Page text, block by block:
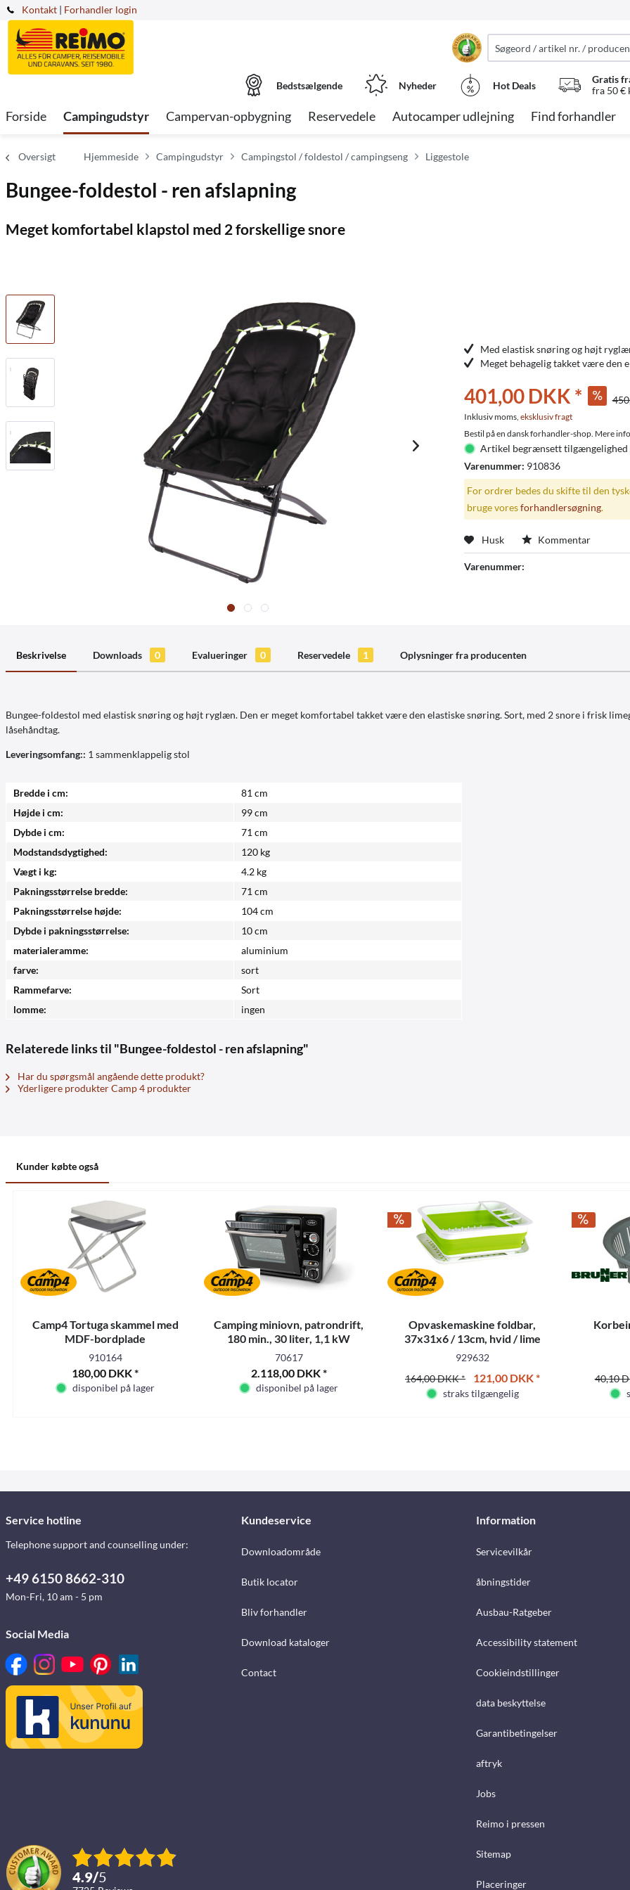
Kontakt | Forhandler login
Bedstsælgende Nyheder Hot Deals
Gratis
fra 50 €
Forside Campingudstyr Campervan-opbygning Reservedele Autocamper udlejning Find forhandler
Oversigt Hjemmeside Campingudstyr Campingstol / foldestol / campingseng Liggestole
Bungee-foldestol - ren afslapning
Meget komfortabel klapstol med 2 forskellige snore
Med elastisk snøring og højt
Meget behagelig takket være den
401,00 DKK *
Inklusiv moms, eksklusiv fragt
Bestil på en dansk forhandler-shop. Mere
Artikel begrænsett tilgængelighed
Varenummer: 910836
For ordrer bedes du skifte til den
bruge voresforhandlersøgning.
Husk Kommentar
Varenummer:
Beskrivelse Downloads 0 Evalueringer 0 Reservedele 1 Oplysninger fra producenten
Bungee-foldestol med elastisk snøring og højt ryglæn. Den er meget komfortabel takket være den elastiske snøring. Sort, med 2 snore i frisk
låsehåndtag.
Leveringsomfang:: 1 sammenklappelig stol
Bredde i cm:
81 cm
Højde i cm:
99 cm
Dybde i cm:
71 cm
Modstandsdygtighed:
120 kg
Vægt i kg:
4.2 kg
Pakningsstørrelse bredde:
71 cm
Pakningsstørrelse højde:
104 cm
Dybde i pakningsstørrelse:
10 cm
materialeramme:
aluminium
farve:
sort
Rammefarve:
Sort
lomme:
ingen
Relaterede links til "Bungee-foldestol - ren afslapning"
Har du spørgsmål angående dette produkt?
Yderligere produkter Camp 4 produkter
Kunder købte også
Camp4 Tortuga skammel med
MDF-bordplade
910164
180,00 DKK *
disponibel på lager
Camping miniovn, patrondrift,
180 min., 30 liter, 1,1 kW
70617
2.118,00 DKK *
disponibel på lager
Opvaskemaskine foldbar,
37x31x6 / 13cm, hvid / lime
929632
164,00 DKK *
121,00 DKK *
straks tilgængelig
40,10
Service hotline
Telephone support and counselling under:
+49 6150 8662-310
Mon-Fri, 10 am - 5 pm
Social Media
4.9/5
Kundeservice
Downloadområde
Butik locator
Bliv forhandler
Download kataloger
Contact
Information
Servicevilkår
åbningstider
Ausbau-Ratgeber
Accessibility statement
Cookieindstillinger
data beskyttelse
Garantibetingelser
aftryk
Jobs
Reimo i pressen
Sitemap
Placeringer